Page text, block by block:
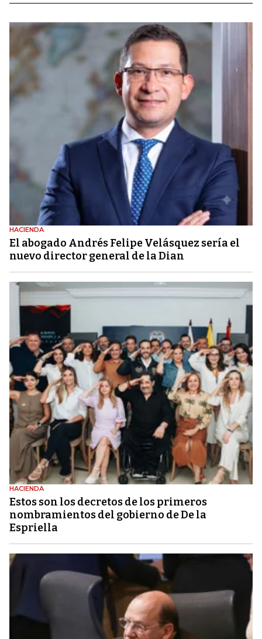
HACIENDA
El abogado Andrés Felipe Velásquez sería el
nuevo director general de la Dian
HACIENDA
Estos son los decretos de los primeros
nombramientos del gobierno de De la
Espriella